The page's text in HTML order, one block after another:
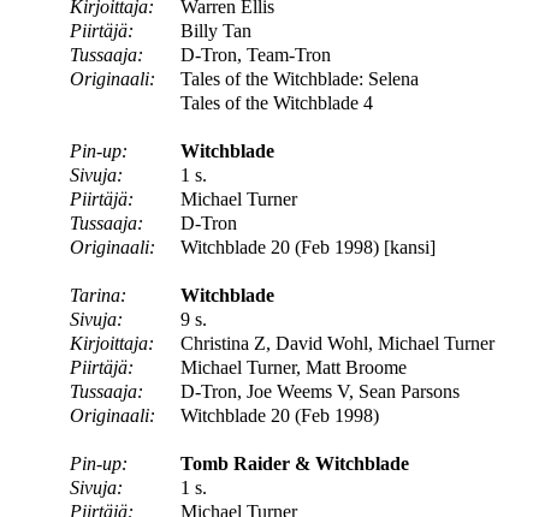
Kirjoittaja:
Warren Ellis
Piirtäjä:
Billy Tan
Tussaaja:
D-Tron, Team-Tron
Originaali:
Tales of the Witchblade: Selena
Tales of the Witchblade 4
Pin-up:
Witchblade
Sivuja:
1 s.
Piirtäjä:
Michael Turner
Tussaaja:
D-Tron
Originaali:
Witchblade 20 (Feb 1998) [kansi]
Tarina:
Witchblade
Sivuja:
9 s.
Kirjoittaja:
Christina Z, David Wohl, Michael Turner
Piirtäjä:
Michael Turner, Matt Broome
Tussaaja:
D-Tron, Joe Weems V, Sean Parsons
Originaali:
Witchblade 20 (Feb 1998)
Pin-up:
Tomb Raider & Witchblade
Sivuja:
1 s.
Piirtäjä:
Michael Turner